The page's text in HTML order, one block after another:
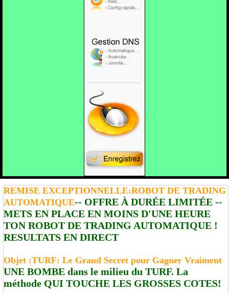
REMISE EXCEPTIONNELLE:ROBOT DE TRADING
AUTOMATIQUE-- OFFRE À DURÉE LIMITÉE --
METS EN PLACE EN MOINS D'UNE HEURE
TON ROBOT DE TRADING AUTOMATIQUE !
RESULTATS EN DIRECT
Objet :TURF: Le Grand Secret pour Gagner Vraiment
UNE BOMBE dans le milieu du TURF. La
méthode QUI TOUCHE LES GROSSES COTES!